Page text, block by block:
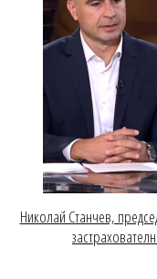
Николай Станчев,